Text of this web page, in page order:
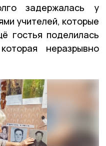
задержалась у
учителей, которые
гостья поделилась
неразрывно